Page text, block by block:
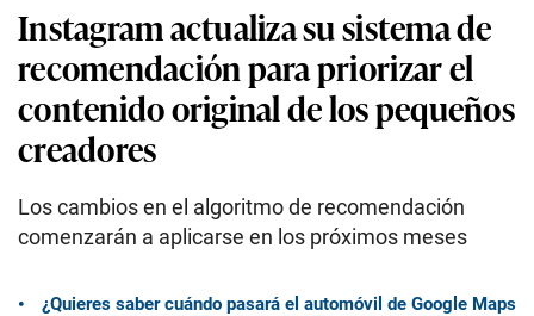
Instagram actualiza su sistema de
recomendación para priorizar el
contenido original de los pequeños
creadores
Los cambios en el algoritmo de recomendación
comenzarán a aplicarse en los próximos meses
¿Quieres saber cuándo pasará el automóvil de Google Maps